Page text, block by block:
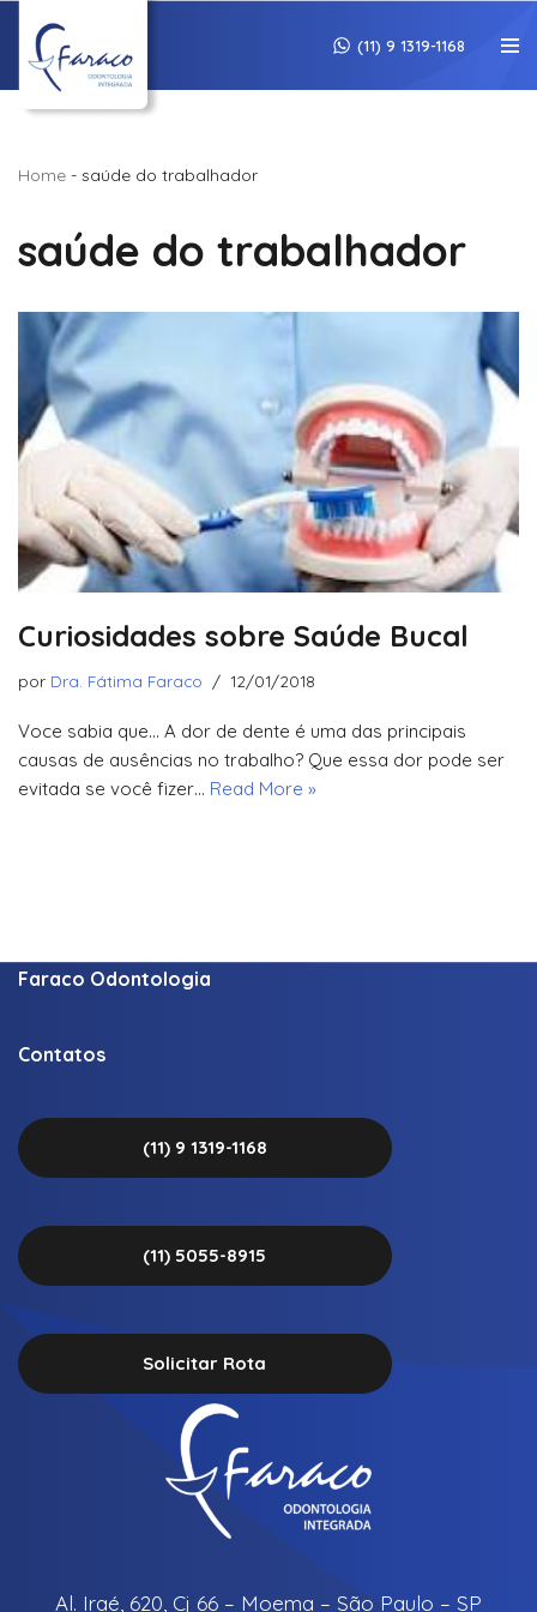
Pular
para
(11) 9 1319-1168
Home - saúde do trabalhador
saúde do trabalhador
Curiosidades sobre Saúde Bucal
por Dra. Fátima Faraco 12/01/2018
Voce sabia que… A dor de dente é uma das principais
causas de ausências no trabalho? Que essa dor pode ser
evitada se você fizer… Read More »
Faraco Odontologia
Contatos
(11) 9 1319-1168
(11) 5055-8915
Solicitar Rota
Al. Iraé, 620, Cj 66 – Moema – São Paulo – SP